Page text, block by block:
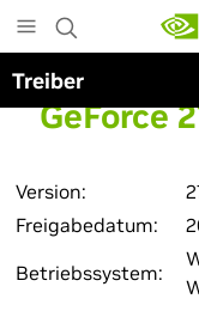
to
main
content
Treiber
GeForce
Version:
Freigabedatum:
Betriebssystem: